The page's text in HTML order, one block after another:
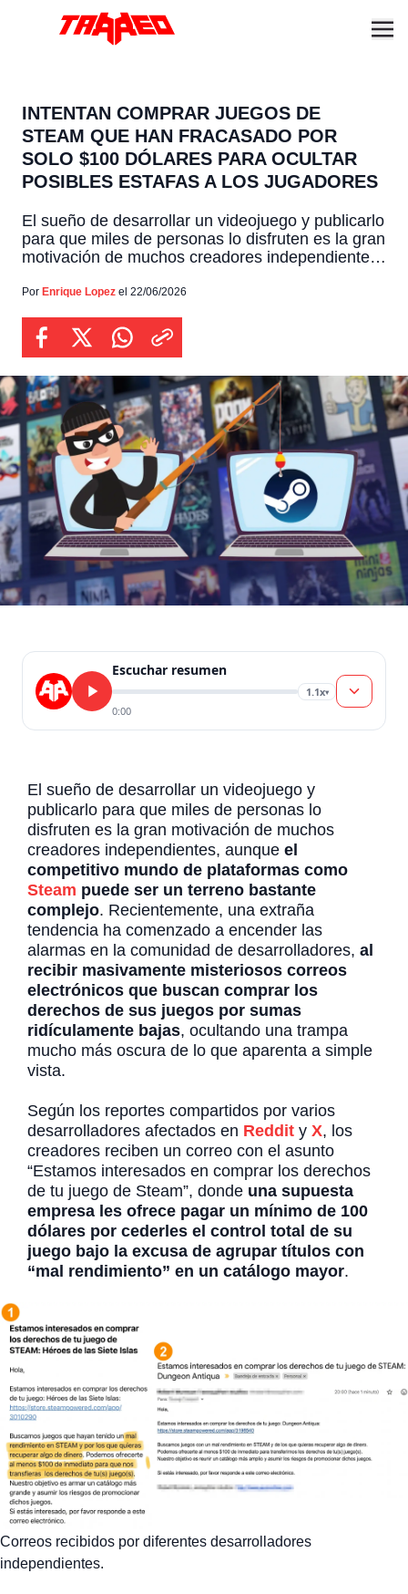
INTENTAN COMPRAR JUEGOS DE
STEAM QUE HAN FRACASADO POR
SOLO $100 DÓLARES PARA OCULTAR
POSIBLES ESTAFAS A LOS JUGADORES
El sueño de desarrollar un videojuego y publicarlo
para que miles de personas lo disfruten es la gran
motivación de muchos creadores independientes,
como Steam puede ser un terreno bastante
ha comenzado a encender las alarmas en la
comunidad de desarrolladores, al recibir
Por Enrique Lopez el 22/06/2026
Escuchar resumen
1.1x▾
0:00
El sueño de desarrollar un videojuego y
publicarlo para que miles de personas lo
disfruten es la gran motivación de muchos
creadores independientes, aunque el
competitivo mundo de plataformas como
Steam puede ser un terreno bastante
complejo. Recientemente, una extraña
tendencia ha comenzado a encender las
alarmas en la comunidad de desarrolladores, al
recibir masivamente misteriosos correos
electrónicos que buscan comprar los
derechos de sus juegos por sumas
ridículamente bajas, ocultando una trampa
mucho más oscura de lo que aparenta a simple
vista.
Según los reportes compartidos por varios
desarrolladores afectados en Reddit y X, los
creadores reciben un correo con el asunto
“Estamos interesados en comprar los derechos
de tu juego de Steam”, donde una supuesta
empresa les ofrece pagar un mínimo de 100
dólares por cederles el control total de su
juego bajo la excusa de agrupar títulos con
“mal rendimiento” en un catálogo mayor.
Correos recibidos por diferentes desarrolladores
independientes.